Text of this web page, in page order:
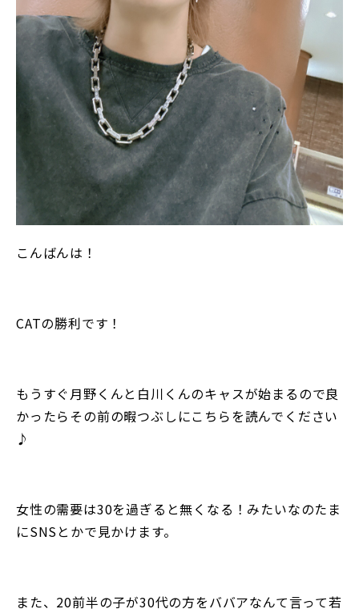
こんばんは！
CATの勝利です！
もうすぐ月野くんと白川くんのキャスが始まるので良
かったらその前の暇つぶしにこちらを読んでください
♪
女性の需要は30を過ぎると無くなる！みたいなのたま
にSNSとかで見かけます。
また、20前半の子が30代の方をババアなんて言って若